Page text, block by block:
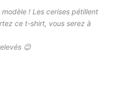
! Les cerises pétillent
ce t-shirt, vous serez à
😉